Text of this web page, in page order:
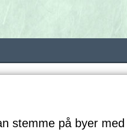
stemme på byer med